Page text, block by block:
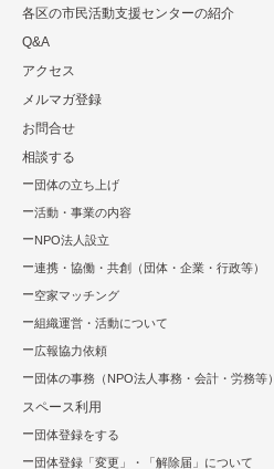
各区の市⺠活動⽀援センターの紹介
Q&A
アクセス
メルマガ登録
お問合せ
相談する
団体の立ち上げ
活動・事業の内容
NPO法⼈設⽴
連携・協働・共創（団体・企業・⾏政等）
空家マッチング
組織運営・活動について
広報協⼒依頼
団体の事務（NPO法人事務・会計・労務等）
スペース利用
団体登録をする
団体登録「変更」・「解除届」について